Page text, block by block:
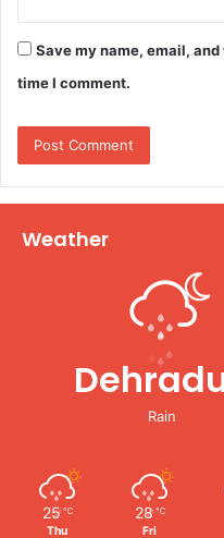
Save my name, email,
time I comment.
Weather
Rain
25 ℃
Thu
28 ℃
Fri